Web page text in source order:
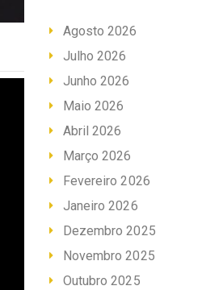
Agosto 2026
Julho 2026
Junho 2026
Maio 2026
Abril 2026
Março 2026
Fevereiro 2026
Janeiro 2026
Dezembro 2025
Novembro 2025
Outubro 2025